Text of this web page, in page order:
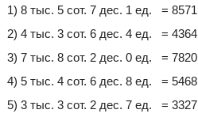
1) 8 тыс. 5 сот. 7 дес. 1 ед. = 8571
2) 4 тыс. 3 сот. 6 дес. 4 ед. = 4364
3) 7 тыс. 8 сот. 2 дес. 0 ед. = 7820
4) 5 тыс. 4 сот. 6 дес. 8 ед. = 5468
5) 3 тыс. 3 сот. 2 дес. 7 ед. = 3327